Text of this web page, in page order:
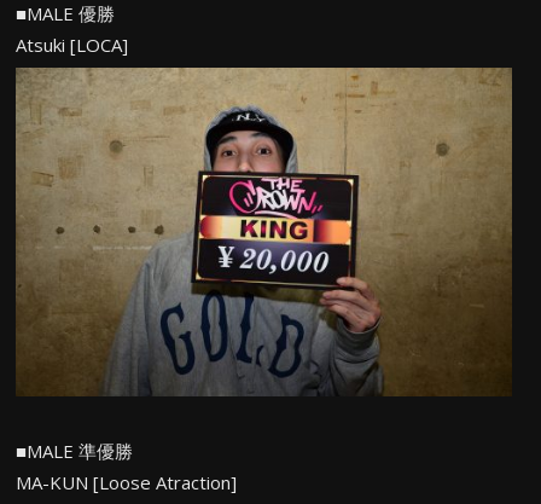
■MALE 優勝
Atsuki [LOCA]
■MALE 準優勝
MA-KUN [Loose Atraction]